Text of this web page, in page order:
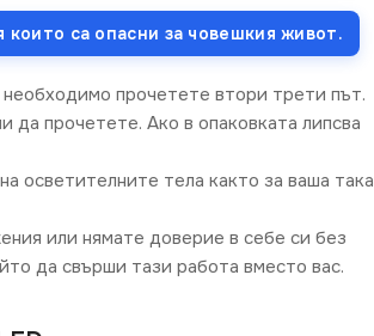
са опасни за човешкия живот.
прочетете втори трети път.
прочетете. Ако в опаковката липсва
осветителните тела както за ваша така
или нямате доверие в себе си без
да свърши тази работа вместо вас.